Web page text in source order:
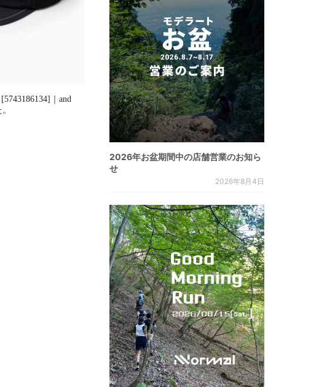
｜and
2026年お盆期間中の店舗営業のお知ら
せ
2026年8月4日